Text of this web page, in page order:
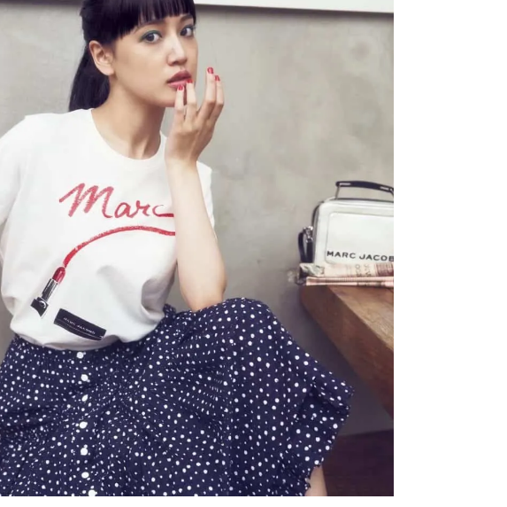
【J’s Picks】ブランドまとめて愛
用中！ J-GIRL有田叶“鉄壁の相
棒”〈ビューティ＆ファッション
夏の必需品〉
2026.08.07
BEAUTY
【JJ専属モデルの素顔】ビューテ
ィ大好き！ 松川 星のお気に入り
コスメをCHECK
2025.12.16
BEAUTY
【注目アーティストRainy。っ
て？】忙しい日でも欠かせない、
朝と夜のケアでつくられる透明感
BEAUTY
【J’s Picks】指先からハッピーチ
ャージ！ J-GIRL和愛（わかな）
の欠かせないコト〈気分をアゲる
アイテム＆ルーティーン〉
2026.07.17
BEAUTY
【注目アーティストRainy。っ
て？】自称“コスメオタク見習
い”のポーチの中身、拝見しま
2026.01.30
【STARGLOW／スターグロウ】
「STARSと夏のパーティを開催す
ー！
新たなJ-GIRL＆J-BOYを選ぶ
「JJモデルオーディション
2027」が募集開始！ 予選ブロッ
クは候補生の“魅力”を重視した
「新システム」に変わります
2026.08.03
LIFE STYLE
aoen（アオエン）】自身がアーテ
ディブル」リリース記念インタビ